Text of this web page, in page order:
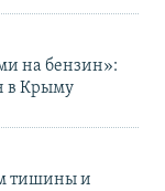
на бензин»:
в Крыму
тишины и